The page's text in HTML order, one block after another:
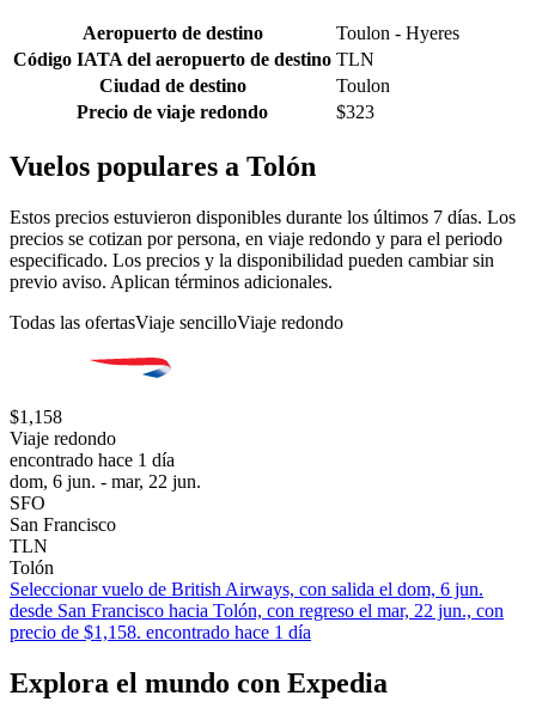
Aeropuerto de destino
Toulon - Hyeres
Código IATA del aeropuerto de destino TLN
Ciudad de destino
Toulon
Precio de viaje redondo
$323
Vuelos populares a Tolón
Estos precios estuvieron disponibles durante los últimos 7 días. Los
precios se cotizan por persona, en viaje redondo y para el periodo
especificado. Los precios y la disponibilidad pueden cambiar sin
previo aviso. Aplican términos adicionales.
Todas las ofertasViaje sencilloViaje redondo
$1,158
Viaje redondo
encontrado hace 1 día
dom, 6 jun. - mar, 22 jun.
SFO
San Francisco
TLN
Tolón
Seleccionar vuelo de British Airways, con salida el dom, 6 jun.
desde San Francisco hacia Tolón, con regreso el mar, 22 jun., con
precio de $1,158. encontrado hace 1 día
Explora el mundo con Expedia